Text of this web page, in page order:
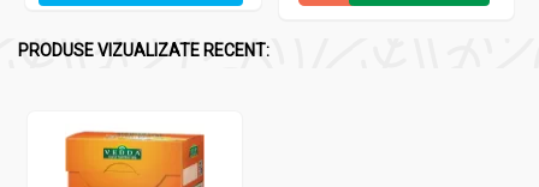
PRODUSE VIZUALIZATE RECENT: